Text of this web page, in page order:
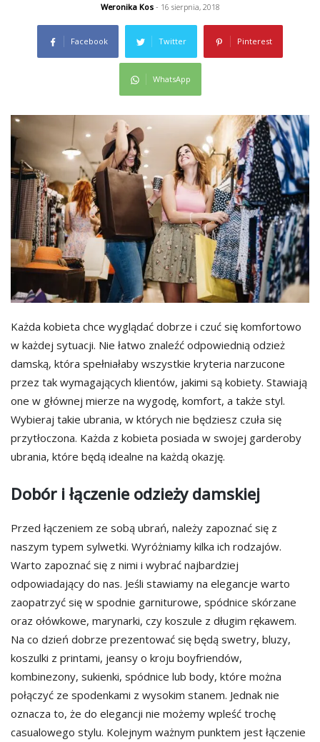
Weronika Kos- 16 sierpnia, 2018
Facebook Twitter Pinterest
WhatsApp
Każda kobieta chce wyglądać dobrze i czuć się komfortowo
w każdej sytuacji. Nie łatwo znaleźć odpowiednią odzież
damską, która spełniałaby wszystkie kryteria narzucone
przez tak wymagających klientów, jakimi są kobiety. Stawiają
one w głównej mierze na wygodę, komfort, a także styl.
Wybieraj takie ubrania, w których nie będziesz czuła się
przytłoczona. Każda z kobieta posiada w swojej garderoby
ubrania, które będą idealne na każdą okazję.
Dobór i łączenie odzieży damskiej
Przed łączeniem ze sobą ubrań, należy zapoznać się z
naszym typem sylwetki. Wyróżniamy kilka ich rodzajów.
Warto zapoznać się z nimi i wybrać najbardziej
odpowiadający do nas. Jeśli stawiamy na elegancje warto
zaopatrzyć się w spodnie garniturowe, spódnice skórzane
oraz ołówkowe, marynarki, czy koszule z długim rękawem.
Na co dzień dobrze prezentować się będą swetry, bluzy,
koszulki z printami, jeansy o kroju boyfriendów,
kombinezony, sukienki, spódnice lub body, które można
połączyć ze spodenkami z wysokim stanem. Jednak nie
oznacza to, że do elegancji nie możemy wpleść trochę
casualowego stylu. Kolejnym ważnym punktem jest łączenie